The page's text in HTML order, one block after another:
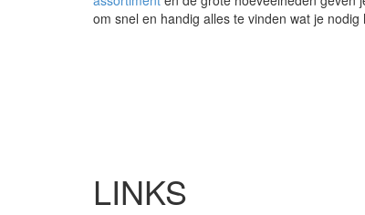
om snel en handig alles te vinden wat je nodig
LINKS